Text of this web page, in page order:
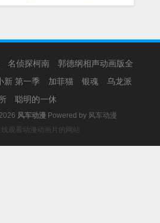
名侦探柯南
郭德纲相声动画版全
新 第一季 加菲猫 银魂
乌龙派
聪明的一休
风车动漫 Powered by 风车动漫
线观看动漫动画片的网站